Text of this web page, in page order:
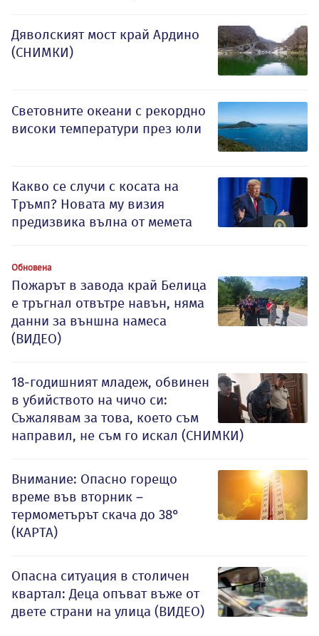
Дяволският мост край Ардино
(СНИМКИ)
Световните океани с рекордно
високи температури през юли
Какво се случи с косата на
Тръмп? Новата му визия
предизвика вълна от мемета
Обновена
Пожарът в завода край Белица
е тръгнал отвътре навън, няма
данни за външна намеса
(ВИДЕО)
18-годишният младеж, обвинен
в убийството на чичо си:
Съжалявам за това, което съм
направил, не съм го искал (СНИМКИ)
Внимание: Опасно горещо
време във вторник –
термометърът скача до 38°
(КАРТА)
Опасна ситуация в столичен
квартал: Деца опъват въже от
двете страни на улица (ВИДЕО)